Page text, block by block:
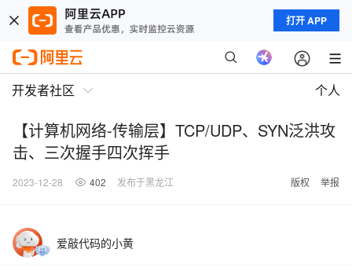
打开 APP
开发者社区 个人
【计算机网络-传输层】TCP/UDP、SYN泛洪攻
击、三次握手四次挥手
2023-12-28 402 发布于黑龙江 版权 举报
爱敲代码的小黄